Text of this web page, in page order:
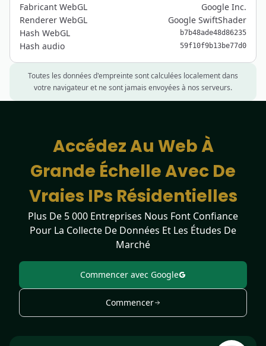
Fabricant WebGL
Google Inc.
Renderer WebGL
Google SwiftShader
Hash WebGL
b7b48ade48d86235
Hash audio 59f10f9b13be77d0
Toutes les données d'empreinte sont calculées localement dans
votre navigateur et ne sont jamais envoyées à nos serveurs.
Accédez Au Web À
Grande Échelle Avec De
Vraies IPs Résidentielles
Plus De 5 000 Entreprises Nous Font Confiance
Pour La Collecte De Données Et Les Études De
Marché
Commencer avec Google
Commencer